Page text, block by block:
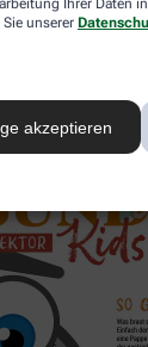
Ihrer Daten
unserer
akzeptieren